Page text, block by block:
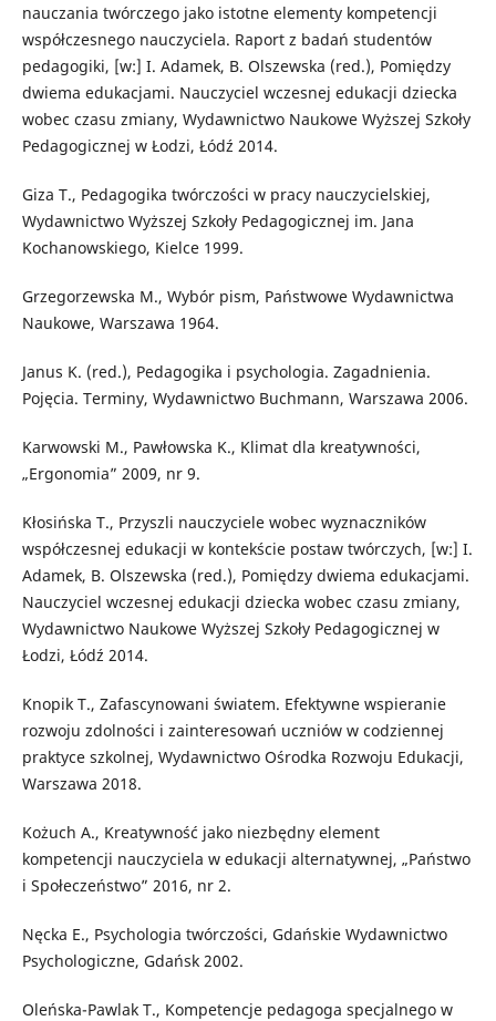
nauczania twórczego jako istotne elementy kompetencji
współczesnego nauczyciela. Raport z badań studentów
pedagogiki, [w:] I. Adamek, B. Olszewska (red.), Pomiędzy
dwiema edukacjami. Nauczyciel wczesnej edukacji dziecka
wobec czasu zmiany, Wydawnictwo Naukowe Wyższej Szkoły
Pedagogicznej w Łodzi, Łódź 2014.
Giza T., Pedagogika twórczości w pracy nauczycielskiej,
Wydawnictwo Wyższej Szkoły Pedagogicznej im. Jana
Kochanowskiego, Kielce 1999.
Grzegorzewska M., Wybór pism, Państwowe Wydawnictwa
Naukowe, Warszawa 1964.
Janus K. (red.), Pedagogika i psychologia. Zagadnienia.
Pojęcia. Terminy, Wydawnictwo Buchmann, Warszawa 2006.
Karwowski M., Pawłowska K., Klimat dla kreatywności,
„Ergonomia” 2009, nr 9.
Kłosińska T., Przyszli nauczyciele wobec wyznaczników
współczesnej edukacji w kontekście postaw twórczych, [w:] I.
Adamek, B. Olszewska (red.), Pomiędzy dwiema edukacjami.
Nauczyciel wczesnej edukacji dziecka wobec czasu zmiany,
Wydawnictwo Naukowe Wyższej Szkoły Pedagogicznej w
Łodzi, Łódź 2014.
Knopik T., Zafascynowani światem. Efektywne wspieranie
rozwoju zdolności i zainteresowań uczniów w codziennej
praktyce szkolnej, Wydawnictwo Ośrodka Rozwoju Edukacji,
Warszawa 2018.
Kożuch A., Kreatywność jako niezbędny element
kompetencji nauczyciela w edukacji alternatywnej, „Państwo
i Społeczeństwo” 2016, nr 2.
Nęcka E., Psychologia twórczości, Gdańskie Wydawnictwo
Psychologiczne, Gdańsk 2002.
Oleńska-Pawlak T., Kompetencje pedagoga specjalnego w